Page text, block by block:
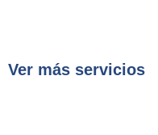
Ver más servicios